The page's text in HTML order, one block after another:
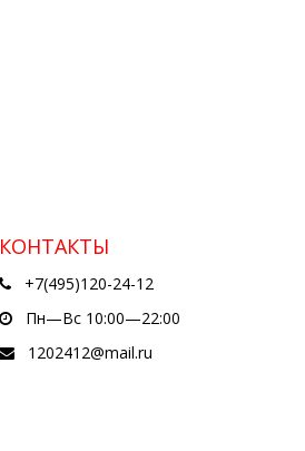
КОНТАКТЫ
+7(495)120-24-12
Пн—Вс 10:00—22:00
1202412@mail.ru